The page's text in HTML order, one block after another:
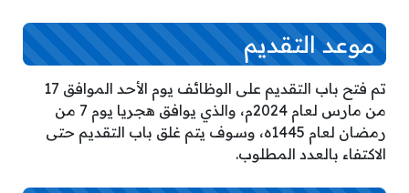
موعد التقديم
تم فتح باب التقديم على الوظائف يوم الأحد الموافق 17
من مارس لعام 2024م، والذي يوافق هجريا يوم 7 من
رمضان لعام 1445ه، وسوف يتم غلق باب التقديم حتى
الاكتفاء بالعدد المطلوب.